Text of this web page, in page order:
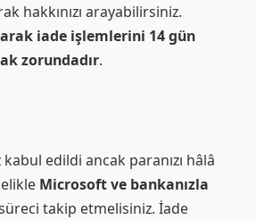
hakkınızı arayabilirsiniz.
iade işlemlerini 14 gün
zorundadır.
edildi ancak paranızı hâlâ
Microsoft ve bankanızla
takip etmelisiniz. İade